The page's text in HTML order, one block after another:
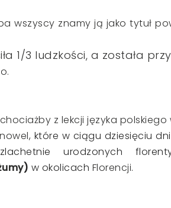
wszyscy znamy ją jako tytuł
1/3 ludzkości, a została
z lekcji języka polskiego
nowel, które w ciągu dziesięciu dni
urodzonych
) w okolicach Florencji.